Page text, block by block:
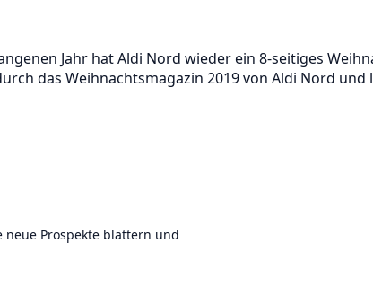
Jahr hat Aldi Nord wieder ein 8-seitiges
das Weihnachtsmagazin 2019 von Aldi Nord und
neue Prospekte blättern und